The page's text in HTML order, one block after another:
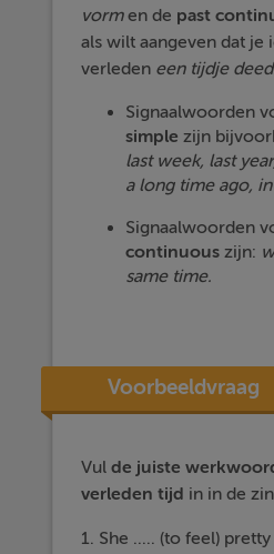
vormen de past
als wilt aangeven dat je
verleden een tijdje deed
Signaalwoorden
simple zijn
last week, last
a long time ago,
Signaalwoorden
continuous zijn:
same time.
Voorbeeldvraag
Vulde juiste
verleden tijd in in de
1. She ..... (to feel)